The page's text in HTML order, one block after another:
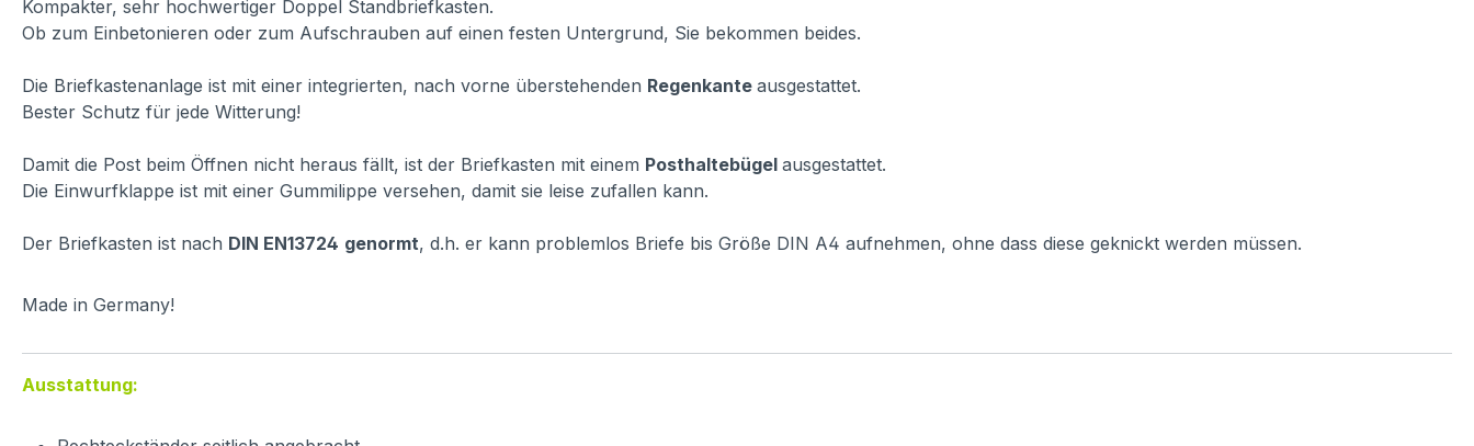
Kompakter, sehr hochwertiger Doppel Standbriefkasten.
Ob zum Einbetonieren oder zum Aufschrauben auf einen festen Untergrund, Sie bekommen beides.
Die Briefkastenanlage ist mit einer integrierten, nach vorne überstehenden Regenkante ausgestattet.
Bester Schutz für jede Witterung!
Damit die Post beim Öffnen nicht heraus fällt, ist der Briefkasten mit einem Posthaltebügel ausgestattet.
Die Einwurfklappe ist mit einer Gummilippe versehen, damit sie leise zufallen kann.
Der Briefkasten ist nach DIN EN13724 genormt, d.h. er kann problemlos Briefe bis Größe DIN A4 aufnehmen, ohne dass diese geknickt werden müssen.
Made in Germany!
Ausstattung: